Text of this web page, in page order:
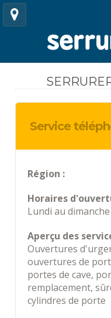
Service
Région :
Horaires
Lundi au
Aperçu des
Ouvertures
ouvertures de
portes de cave,
remplacement,
cylindres de porte